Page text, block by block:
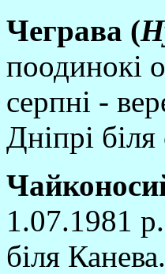
Чеграва (
поодинокi
серпнi -
Днiпрi бiля
1.07.1981
бiля